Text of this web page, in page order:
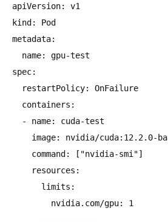
apiVersion: v1
kind: Pod
metadata:
  name: gpu-test
spec:
  restartPolicy: OnFailure
  containers:
  - name: cuda-test
image: nvidia/cuda:12.2.0-
    command: ["nvidia-smi"]
    resources:
      limits:
        nvidia.com/gpu: 1